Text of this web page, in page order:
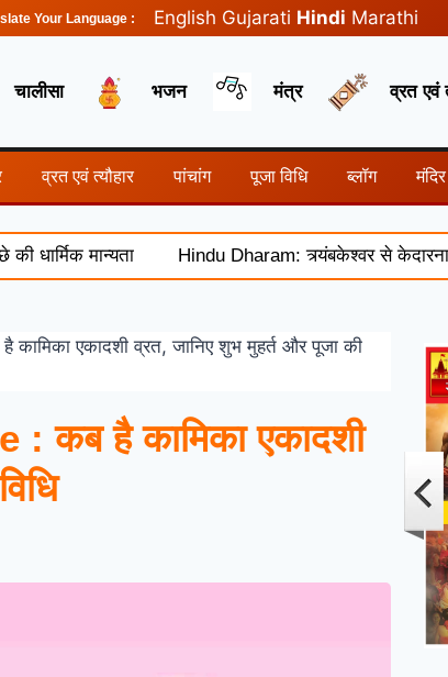
Your Language : English Gujarati Hindi Marathi
चालीसा भजन मंत्र व्रत एवं
व्रत एवं त्यौहार पांचांग पूजा विधि ब्लॉग मंदिर
मान्यता Hindu Dharam: त्र्यंबकेश्वर से केदारनाथ-
एकादशी व्रत, जानिए शुभ मुहर्त और पूजा की
कब है कामिका एकादशी